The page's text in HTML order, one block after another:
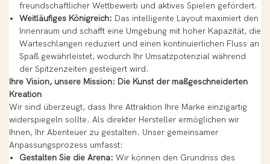
freundschaftlicher Wettbewerb und aktives Spielen gefördert.
Weitläufiges Königreich: Das intelligente Layout maximiert den
Innenraum und schafft eine Umgebung mit hoher Kapazität, die
Warteschlangen reduziert und einen kontinuierlichen Fluss an
Spaß gewährleistet, wodurch Ihr Umsatzpotenzial während
der Spitzenzeiten gesteigert wird.
Ihre Vision, unsere Mission: Die Kunst der maßgeschneiderten
Kreation
Wir sind überzeugt, dass Ihre Attraktion Ihre Marke einzigartig
widerspiegeln sollte. Als direkter Hersteller ermöglichen wir
Ihnen, Ihr Abenteuer zu gestalten. Unser gemeinsamer
Anpassungsprozess umfasst:
Gestalten Sie die Arena: Wir können den Grundriss des